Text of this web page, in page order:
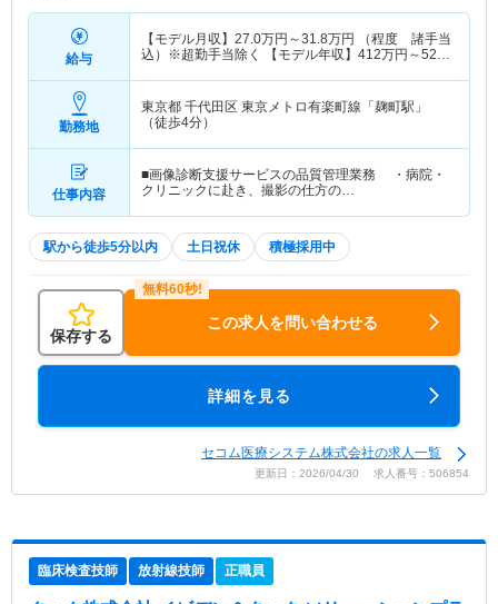
給与
【モデル月収】 27.0万円～31.8万円
（程度 諸手当
込）※超勤手当除く 【モデル年収】 412万円～525
勤務地
東京都 千代田区 東京メトロ有楽町線「麹町駅」
（徒歩4分）
仕事内容
■画像診断支援サービスの品質管理業務 ・病院・
クリニックに赴き、撮影の仕方の…
駅から徒歩5分以内 土日祝休 積極採用中
保存する
この求人を問い合わせる
詳細を見る
セコム医療システム株式会社の求人一覧
更新日：2026/04/30 求人番号：506854
臨床検査技師 放射線技師 正職員